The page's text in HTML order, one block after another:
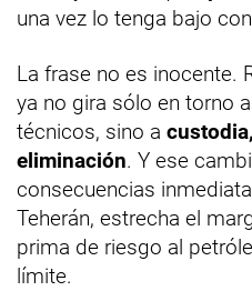
una vez lo tenga bajo
La frase no es inocente.
ya no gira sólo en torno
técnicos, sino a
eliminación. Y ese
consecuencias
Teherán, estrecha el
prima de riesgo al
límite.